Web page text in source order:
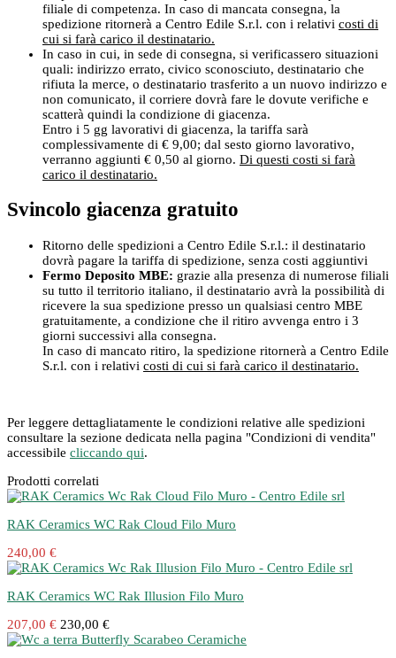
filiale di competenza. In caso di mancata consegna, la
spedizione ritornerà a Centro Edile S.r.l. con i relativi costi di
cui si farà carico il destinatario.
In caso in cui, in sede di consegna, si verificassero situazioni
quali: indirizzo errato, civico sconosciuto, destinatario che
rifiuta la merce, o destinatario trasferito a un nuovo indirizzo e
non comunicato, il corriere dovrà fare le dovute verifiche e
scatterà quindi la condizione di giacenza.
Entro i 5 gg lavorativi di giacenza, la tariffa sarà
complessivamente di € 9,00; dal sesto giorno lavorativo,
verranno aggiunti € 0,50 al giorno. Di questi costi si farà
carico il destinatario.
Svincolo giacenza gratuito
Ritorno delle spedizioni a Centro Edile S.r.l.: il destinatario
dovrà pagare la tariffa di spedizione, senza costi aggiuntivi
Fermo Deposito MBE: grazie alla presenza di numerose filiali
su tutto il territorio italiano, il destinatario avrà la possibilità di
ricevere la sua spedizione presso un qualsiasi centro MBE
gratuitamente, a condizione che il ritiro avvenga entro i 3
giorni successivi alla consegna.
In caso di mancato ritiro, la spedizione ritornerà a Centro Edile
S.r.l. con i relativi costi di cui si farà carico il destinatario.
Per leggere dettagliatamente le condizioni relative alle spedizioni
consultare la sezione dedicata nella pagina "Condizioni di vendita"
accessibile cliccando qui.
Prodotti correlati
RAK Ceramics WC Rak Cloud Filo Muro
240,00 €
RAK Ceramics WC Rak Illusion Filo Muro
207,00 € 230,00 €